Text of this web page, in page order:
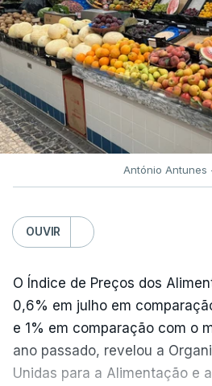
António Antunes
OUVIR
O Índice de Preços dos
0,6% em julho em
e 1% em comparação com o
ano passado, revelou a
Unidas para a Alimentação e